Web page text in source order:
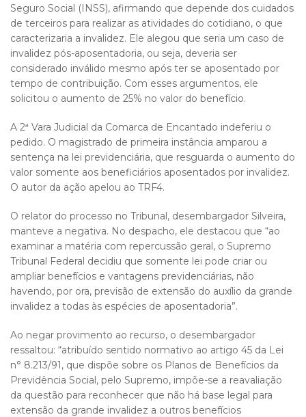
Seguro Social (INSS), afirmando que depende dos cuidados
de terceiros para realizar as atividades do cotidiano, o que
caracterizaria a invalidez. Ele alegou que seria um caso de
invalidez pós-aposentadoria, ou seja, deveria ser
considerado inválido mesmo após ter se aposentado por
tempo de contribuição. Com esses argumentos, ele
solicitou o aumento de 25% no valor do benefício.
A 2ª Vara Judicial da Comarca de Encantado indeferiu o
pedido. O magistrado de primeira instância amparou a
sentença na lei previdenciária, que resguarda o aumento do
valor somente aos beneficiários aposentados por invalidez.
O autor da ação apelou ao TRF4.
O relator do processo no Tribunal, desembargador Silveira,
manteve a negativa. No despacho, ele destacou que “ao
examinar a matéria com repercussão geral, o Supremo
Tribunal Federal decidiu que somente lei pode criar ou
ampliar benefícios e vantagens previdenciárias, não
havendo, por ora, previsão de extensão do auxílio da grande
invalidez a todas às espécies de aposentadoria”.
Ao negar provimento ao recurso, o desembargador
ressaltou: “atribuído sentido normativo ao artigo 45 da Lei
n° 8.213/91, que dispõe sobre os Planos de Benefícios da
Previdência Social, pelo Supremo, impõe-se a reavaliação
da questão para reconhecer que não há base legal para
extensão da grande invalidez a outros benefícios